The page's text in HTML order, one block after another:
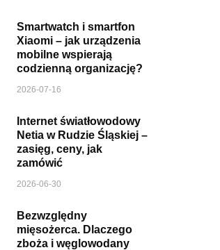
Smartwatch i smartfon
Xiaomi – jak urządzenia
mobilne wspierają
codzienną organizację?
2026-07-16
Internet światłowodowy
Netia w Rudzie Śląskiej –
zasięg, ceny, jak
zamówić
2026-06-30
Bezwzględny
mięsożerca. Dlaczego
zboża i węglowodany